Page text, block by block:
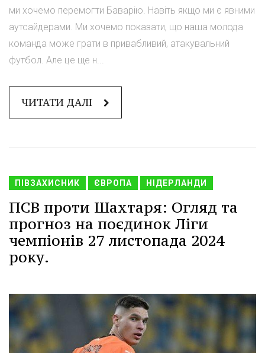
ми хочемо перемогти Баварію. Навіть якщо ми є явними
аутсайдерами. Ми хочемо показати, що наша молода
команда може грати в привабливий, атакувальний
футбол. Але це ще н...
ЧИТАТИ ДАЛІ
ПІВЗАХИСНИК ЄВРОПА НІДЕРЛАНДИ
ПСВ проти Шахтаря: Огляд та
прогноз на поєдинок Ліги
чемпіонів 27 листопада 2024
року.